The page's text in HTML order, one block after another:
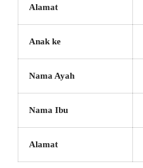
Alamat
Anak ke
Nama Ayah
Nama Ibu
Alamat